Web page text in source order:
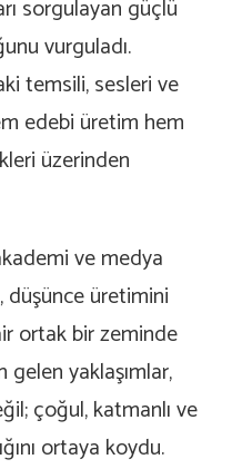
sorgulayan güçlü
vurguladı.
temsili, sesleri ve
edebi üretim hem
üzerinden
ve medya
düşünce üretimini
ortak bir zeminde
gelen yaklaşımlar,
çoğul, katmanlı ve
ortaya koydu.